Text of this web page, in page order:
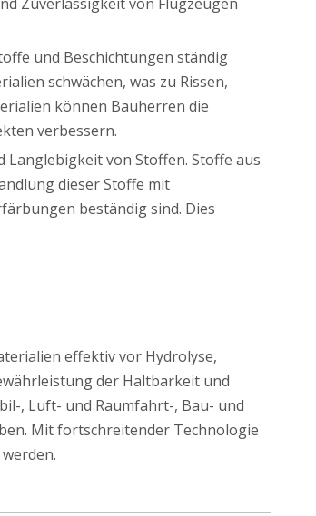
und Beschichtungen ständig
schwächen, was zu Rissen,
können Bauherren die
verbessern.
von Stoffen. Stoffe aus
dieser Stoffe mit
beständig sind. Dies
effektiv vor Hydrolyse,
der Haltbarkeit und
, Luft- und Raumfahrt-, Bau- und
Mit fortschreitender Technologie